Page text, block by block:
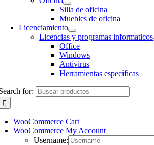
Silla de oficina
Muebles de oficina
Licenciamiento
Licencias y programas informaticos
Office
Windows
Antivirus
Herramientas especificas
for:
WooCommerce Cart
WooCommerce My Account
Username: